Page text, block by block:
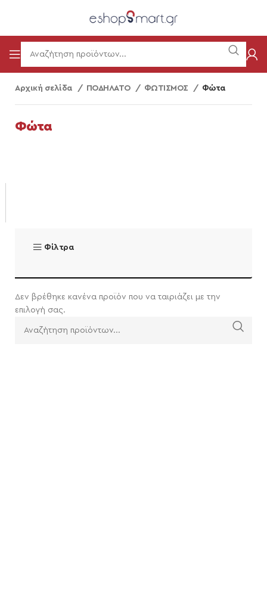
Αρχική σελίδα ΠΟΔΗΛΑΤΟ ΦΩΤΙΣΜΟΣ Φώτα
Φώτα
Φίλτρα
Δεν βρέθηκε κανένα προϊόν που να ταιριάζει με την
επιλογή σας.